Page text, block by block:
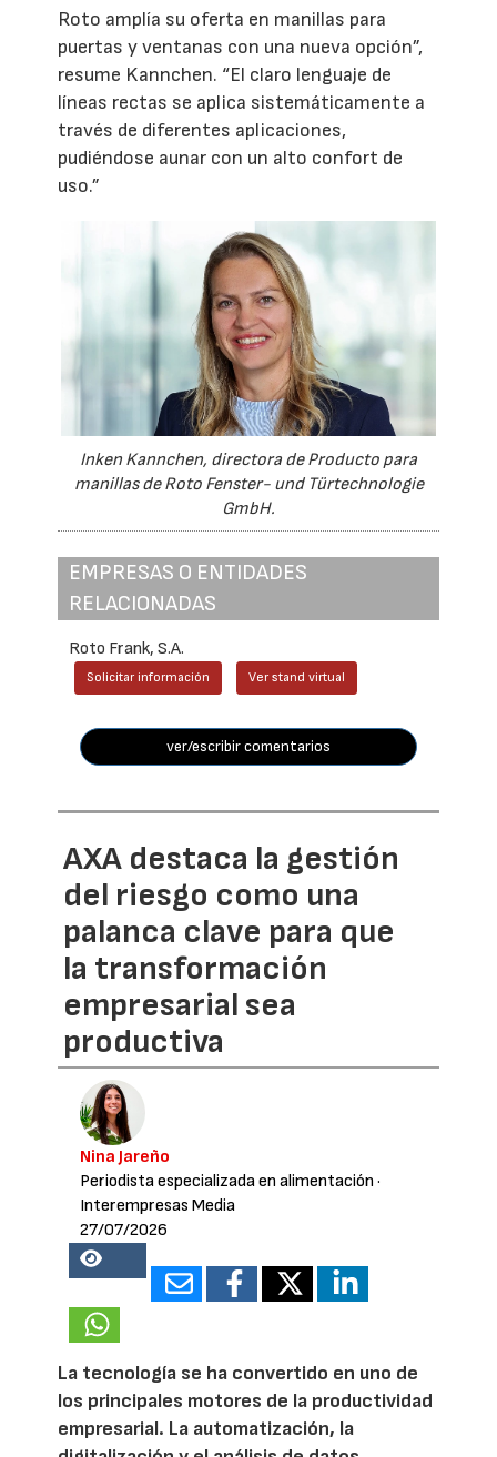
Roto amplía su oferta en manillas para
puertas y ventanas con una nueva opción”,
resume Kannchen. “El claro lenguaje de
líneas rectas se aplica sistemáticamente a
través de diferentes aplicaciones,
pudiéndose aunar con un alto confort de
uso.”
Inken Kannchen, directora de Producto para
manillas de Roto Fenster- und Türtechnologie
GmbH.
EMPRESAS O ENTIDADES
RELACIONADAS
Roto Frank, S.A.
Solicitar información Ver stand virtual
ver/escribir comentarios
AXA destaca la gestión
del riesgo como una
palanca clave para que
la transformación
empresarial sea
productiva
Nina Jareño
Periodista especializada en alimentación ·
Interempresas Media
27/07/2026
17268
La tecnología se ha convertido en uno de
los principales motores de la productividad
empresarial. La automatización, la